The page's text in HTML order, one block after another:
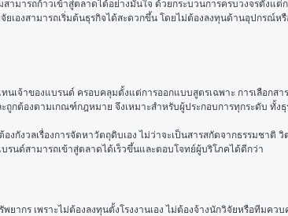
ามารถก้าวเข้าสู่ตลาดได้อย่างมั่นใจ ด้วยกระบวนการครบวงจรตั้ง
เองสามารถเริ่มต้นธุรกิจได้สะดวกขึ้น โดยไม่ต้องลงทุนด้านอุปกรณ์
เจ้าของแบรนด์ ครอบคลุมตั้งแต่การออกแบบสูตรเฉพาะ การเลือก
ต้องตามเกณฑ์กฎหมาย จึงเหมาะสำหรับผู้ประกอบการทุกระดับ ทั้ง
องกังวลเรื่องการจัดหาวัตถุดิบเอง ไม่ว่าจะเป็นสารสกัดจากธรรมชา
นด์สามารถเข้าสู่ตลาดได้เร็วขึ้นและตอบโจทย์ผู้บริโภคได้ดีกว่า
ยากร เพราะไม่ต้องลงทุนตั้งโรงงานเอง ไม่ต้องจ้างนักวิจัยหรือทีมค